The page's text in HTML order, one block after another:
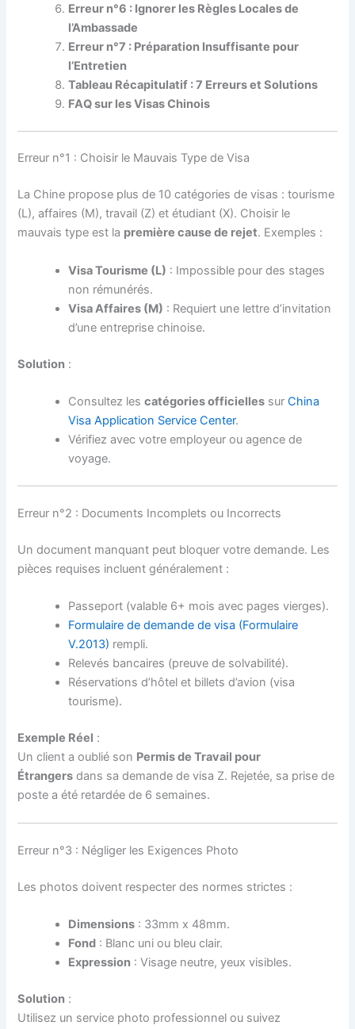
Erreur n°6 : Ignorer les Règles Locales de
l’Ambassade
Erreur n°7 : Préparation Insuffisante pour
l’Entretien
Tableau Récapitulatif : 7 Erreurs et Solutions
FAQ sur les Visas Chinois
Erreur n°1 : Choisir le Mauvais Type de Visa
La Chine propose plus de 10 catégories de visas : tourisme
(L), affaires (M), travail (Z) et étudiant (X). Choisir le
mauvais type est la première cause de rejet. Exemples :
Visa Tourisme (L) : Impossible pour des stages
non rémunérés.
Visa Affaires (M) : Requiert une lettre d’invitation
d’une entreprise chinoise.
Solution :
Consultez lescatégories officielles surChina
Visa Application Service Center.
Vérifiez avec votre employeur ou agence de
voyage.
Erreur n°2 : Documents Incomplets ou Incorrects
Un document manquant peut bloquer votre demande. Les
pièces requises incluent généralement :
Passeport (valable 6+ mois avec pages vierges).
Formulaire de demande de visa (Formulaire
V.2013) rempli.
Relevés bancaires (preuve de solvabilité).
Réservations d’hôtel et billets d’avion (visa
tourisme).
Exemple Réel :
Un client a oublié son Permis de Travail pour
Étrangers dans sa demande de visa Z. Rejetée, sa prise de
poste a été retardée de 6 semaines.
Erreur n°3 : Négliger les Exigences Photo
Les photos doivent respecter des normes strictes :
Dimensions : 33mm x 48mm.
Fond : Blanc uni ou bleu clair.
Expression : Visage neutre, yeux visibles.
Solution :
Utilisez un service photo professionnel ou suivez